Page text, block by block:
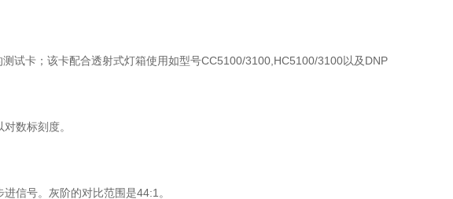
试卡；该卡配合透射式灯箱使用如型号CC5100/3100,HC5100/3100以及DNP
数标刻度。
信号。灰阶的对比范围是44:1。